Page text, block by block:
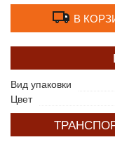
В
Вид упаковки
Цвет